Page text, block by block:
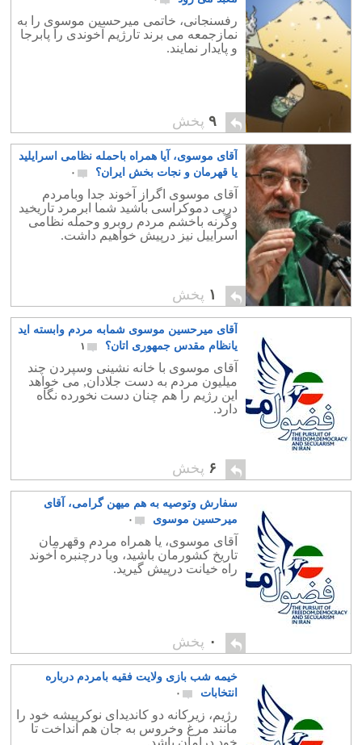
رفسنجانی، خاتمی میرحسین موسوی را به
نمازجمعه می برند تارژیم آخوندی را پابرجا
و پایدار نمایند.
۹ پخش
آقای موسوی، آیا همراه باحمله نظامی اسرایلید
یا قهرمان و نجات بخش ایران؟
۰
آقای موسوی اگراز آخوند جدا وبامردم
درپی دموکراسی باشید شما ابرمرد تاریخید
وگرنه باخشم مردم روبرو وحمله نظامی
اسراییل نیز درپیش خواهیم داشت.
۱ پخش
آقای میرحسین موسوی شمابه مردم وابسته اید
یانظام مقدس جمهوری اتان؟
۱
آقای موسوی با خانه نشینی وسپردن چند
میلیون مردم به دست جلادان, می خواهد
این رژیم را هم چنان دست نخورده نگاه
دارد.
۶ پخش
سفارش وتوصیه به هم میهن گرامی، آقای
میرحسین موسوی
۰
آقای موسوی، یا همراه مردم وقهرمان
تاریخ کشورمان باشید، ویا درچنبره آخوند
راه خیانت درپیش گیرید.
۰ پخش
خیمه شب بازی ولایت فقیه بامردم درباره
انتخابات
۰
رژیم، زیرکانه دو کاندیدای نوکرپیشه خود را
مانند مرغ وخروس به جان هم انداخت تا
خود درامان باشد.